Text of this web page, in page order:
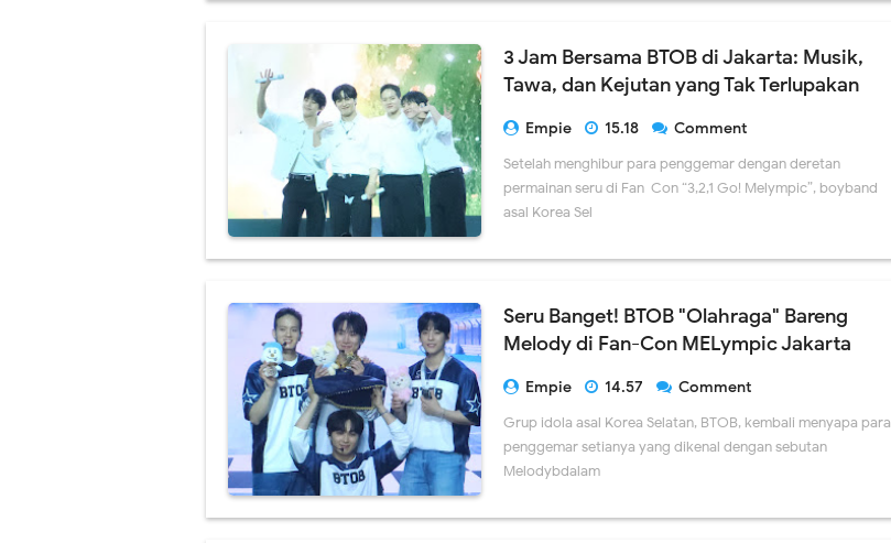
3 Jam Bersama BTOB di Jakarta: Musik,
Tawa, dan Kejutan yang Tak Terlupakan
Empie 15.18
Comment
Setelah menghibur para penggemar dengan deretan
permainan seru di Fan-Con “3,2,1 Go! Melympic”, boyband
asal Korea Sel
Seru Banget! BTOB "Olahraga" Bareng
Melody di Fan-Con MELympic Jakarta
Empie 14.57
Comment
Grup idola asal Korea Selatan, BTOB, kembali menyapa para
penggemar setianya yang dikenal dengan sebutan
Melodybdalam